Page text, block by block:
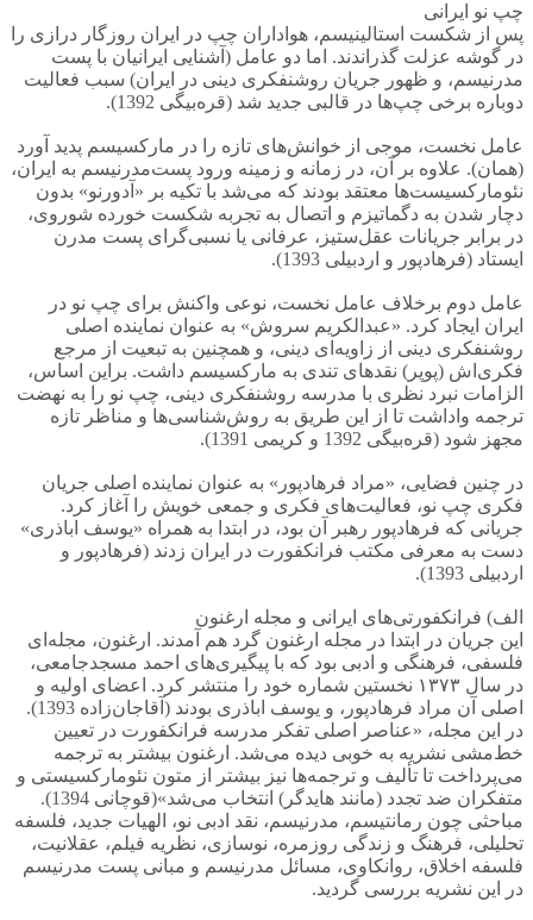
چپ نو ایرانی
پس از شکست استالینیسم، هواداران چپ در ایران روزگار درازی را
در گوشه عزلت گذراندند. اما دو عامل (آشنایی ایرانیان با پست
مدرنیسم، و ظهور جریان روشنفکری دینی در ایران) سبب فعالیت
دوباره برخی چپ‌ها در قالبی جدید شد (قره‌بیگی 1392).
عامل نخست، موجی از خوانش‌های تازه را در مارکسیسم پدید آورد
(همان). علاوه بر آن، در زمانه و زمینه ورود پست‌مدرنیسم به ایران،
نئومارکسیست‌ها معتقد بودند که می‌شد با تکیه بر «آدورنو» بدون
دچار شدن به دگماتیزم و اتصال به تجربه شکست خورده شوروی،
در برابر جریانات عقل‌ستیز، عرفانی یا نسبی‌گرای پست مدرن
ایستاد (فرهادپور و اردبیلی 1393).
عامل دوم برخلاف عامل نخست، نوعی واکنش برای چپ نو در
ایران ایجاد کرد. «عبدالکریم سروش» به عنوان نماینده اصلی
روشنفکری دینی از زاویه‌ای دینی، و همچنین به تبعیت از مرجع
فکری‌اش (پوپر) نقدهای تندی به مارکسیسم داشت. براین اساس،
الزامات نبرد نظری با مدرسه روشنفکری دینی، چپ نو را به نهضت
ترجمه واداشت تا از این طریق به روش‌شناسی‌ها و مناظر تازه
مجهز شود (قره‌بیگی 1392 و کریمی 1391).
در چنین فضایی، «مراد فرهادپور» به عنوان نماینده اصلی جریان
فکری چپ نو، فعالیت‌های فکری و جمعی خویش را آغاز کرد.
جریانی که فرهادپور رهبر آن بود، در ابتدا به همراه «یوسف اباذری»
دست به معرفی مکتب فرانکفورت در ایران زدند (فرهادپور و
اردبیلی 1393).
الف) فرانکفورتی‌های ایرانی و مجله ارغنون
این جریان در ابتدا در مجله ارغنون گرد هم آمدند. ارغنون، مجله‌ای
فلسفی، فرهنگی و ادبی بود که با پیگیری‌های احمد مسجدجامعی،
در سال ۱۳۷۳ نخستین شماره خود را منتشر کرد. اعضای اولیه و
اصلی آن مراد فرهادپور، و یوسف اباذری بودند (آقاجان‌زاده 1393).
در این مجله، «عناصر اصلی تفکر مدرسه فرانکفورت در تعیین
خط‌مشی نشریه به خوبی دیده می‌شد. ارغنون بیشتر به ترجمه
می‌پرداخت تا تألیف و ترجمه‌ها نیز بیشتر از متون نئومارکسیستی و
متفکران ضد تجدد (مانند هایدگر) انتخاب می‌شد»(قوچانی 1394).
مباحثی چون رمانتیسم، مدرنیسم، نقد ادبی نو، الهیات جدید، فلسفه
تحلیلی، فرهنگ و زندگی روزمره، نوسازی، نظریه فیلم، عقلانیت،
فلسفه اخلاق، روانکاوی، مسائل مدرنیسم و مبانی پست مدرنیسم
در این نشریه بررسی گردید.